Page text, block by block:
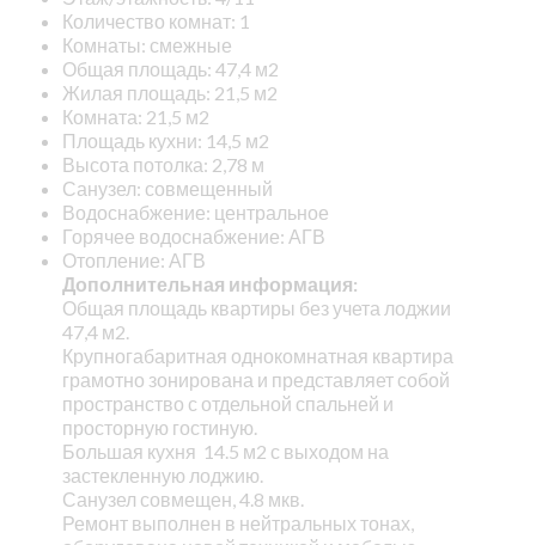
Количество комнат: 1
Комнаты: смежные
Общая площадь: 47,4 м2
Жилая площадь: 21,5 м2
Комната: 21,5 м2
Площадь кухни: 14,5 м2
Высота потолка: 2,78 м
Санузел: совмещенный
Водоснабжение: центральное
Горячее водоснабжение: АГВ
Отопление: АГВ
Дополнительная информация:
Общая площадь квартиры без учета лоджии
47,4 м2.
Крупногабаритная однокомнатная квартира
грамотно зонирована и представляет собой
пространство с отдельной спальней и
просторную гостиную.
Большая кухня 14.5 м2 с выходом на
застекленную лоджию.
Санузел совмещен, 4.8 мкв.
Ремонт выполнен в нейтральных тонах,